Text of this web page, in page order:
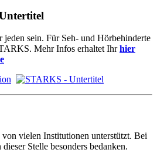
sein. Für Seh- und Hörbehinderte
Mehr Infos erhaltet Ihrhier
vielen Institutionen unterstützt. Bei
Stelle besonders bedanken.